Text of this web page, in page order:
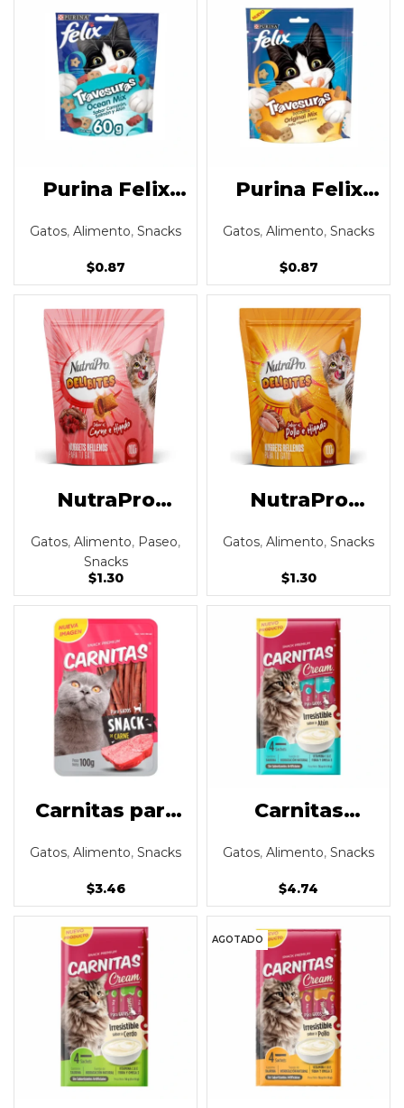
Purina Felix
sabor a mar
60gr
Gatos, Alimento, Snacks
$0.87
Purina Felix
sabor a pollo,
hígado y pavo
60gr
Gatos, Alimento, Snacks
$0.87
NutraPro
sabor
Carne/Hígado
100gr
Gatos, Alimento, Paseo,
Snacks
$1.30
NutraPro
sabor
Pollo/Hígado
100gr
Gatos, Alimento, Snacks
$1.30
Carnitas para
Gatos, Alimento, Snacks
$3.46
Carnitas
para gato
sabor a atún
Gatos, Alimento, Snacks
$4.74
AGOTADO